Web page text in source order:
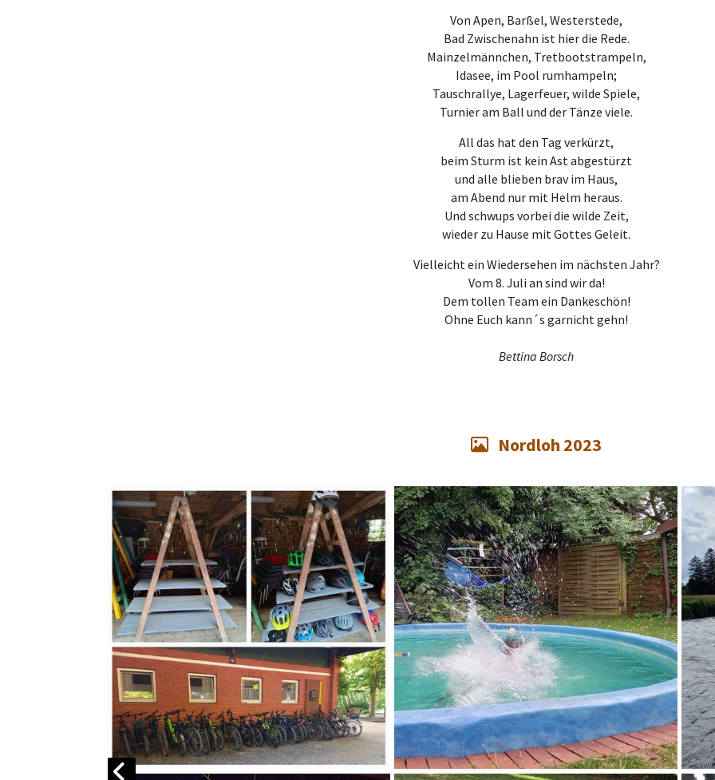
Von Apen, Barßel, Westerstede,
Bad Zwischenahn ist hier die Rede.
Mainzelmännchen, Tretbootstrampeln,
Idasee, im Pool rumhampeln;
Tauschrallye, Lagerfeuer, wilde Spiele,
Turnier am Ball und der Tänze viele.
All das hat den Tag verkürzt,
beim Sturm ist kein Ast abgestürzt
und alle blieben brav im Haus,
am Abend nur mit Helm heraus.
Und schwups vorbei die wilde Zeit,
wieder zu Hause mit Gottes Geleit.
Vielleicht ein Wiedersehen im nächsten Jahr?
Vom 8. Juli an sind wir da!
Dem tollen Team ein Dankeschön!
Ohne Euch kann´s garnicht gehn!
Bettina Borsch
 Nordloh 2023